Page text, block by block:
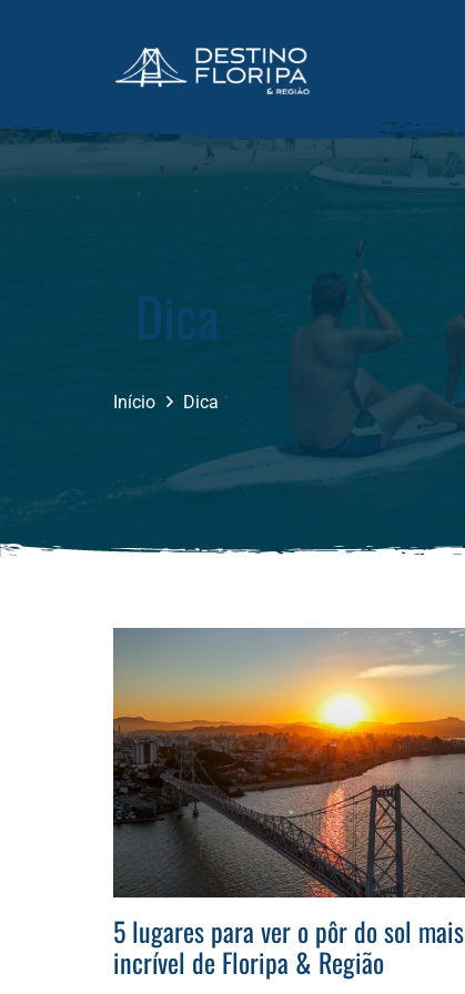
Dica
Início Dica
5 lugares para ver o pôr do sol mais
incrível de Floripa & Região